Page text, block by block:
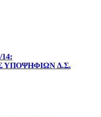
ΥΠΟΨΗΦΙΩΝ Δ.Σ.